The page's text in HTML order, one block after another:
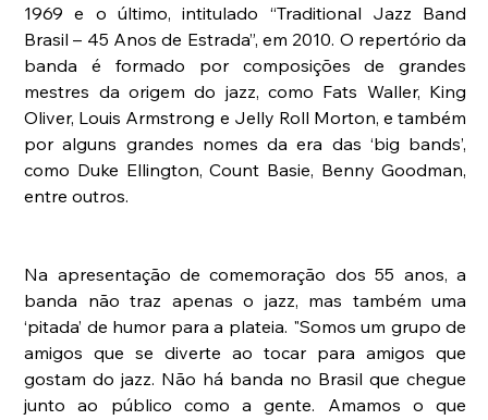
1969 e o último, intitulado “Traditional Jazz Band
Brasil – 45 Anos de Estrada”, em 2010. O repertório da
banda é formado por composições de grandes
mestres da origem do jazz, como Fats Waller, King
Oliver, Louis Armstrong e Jelly Roll Morton, e também
por alguns grandes nomes da era das ‘big bands’,
como Duke Ellington, Count Basie, Benny Goodman,
entre outros.
Na apresentação de comemoração dos 55 anos, a
banda não traz apenas o jazz, mas também uma
‘pitada’ de humor para a plateia. "Somos um grupo de
amigos que se diverte ao tocar para amigos que
gostam do jazz. Não há banda no Brasil que chegue
junto ao público como a gente. Amamos o que